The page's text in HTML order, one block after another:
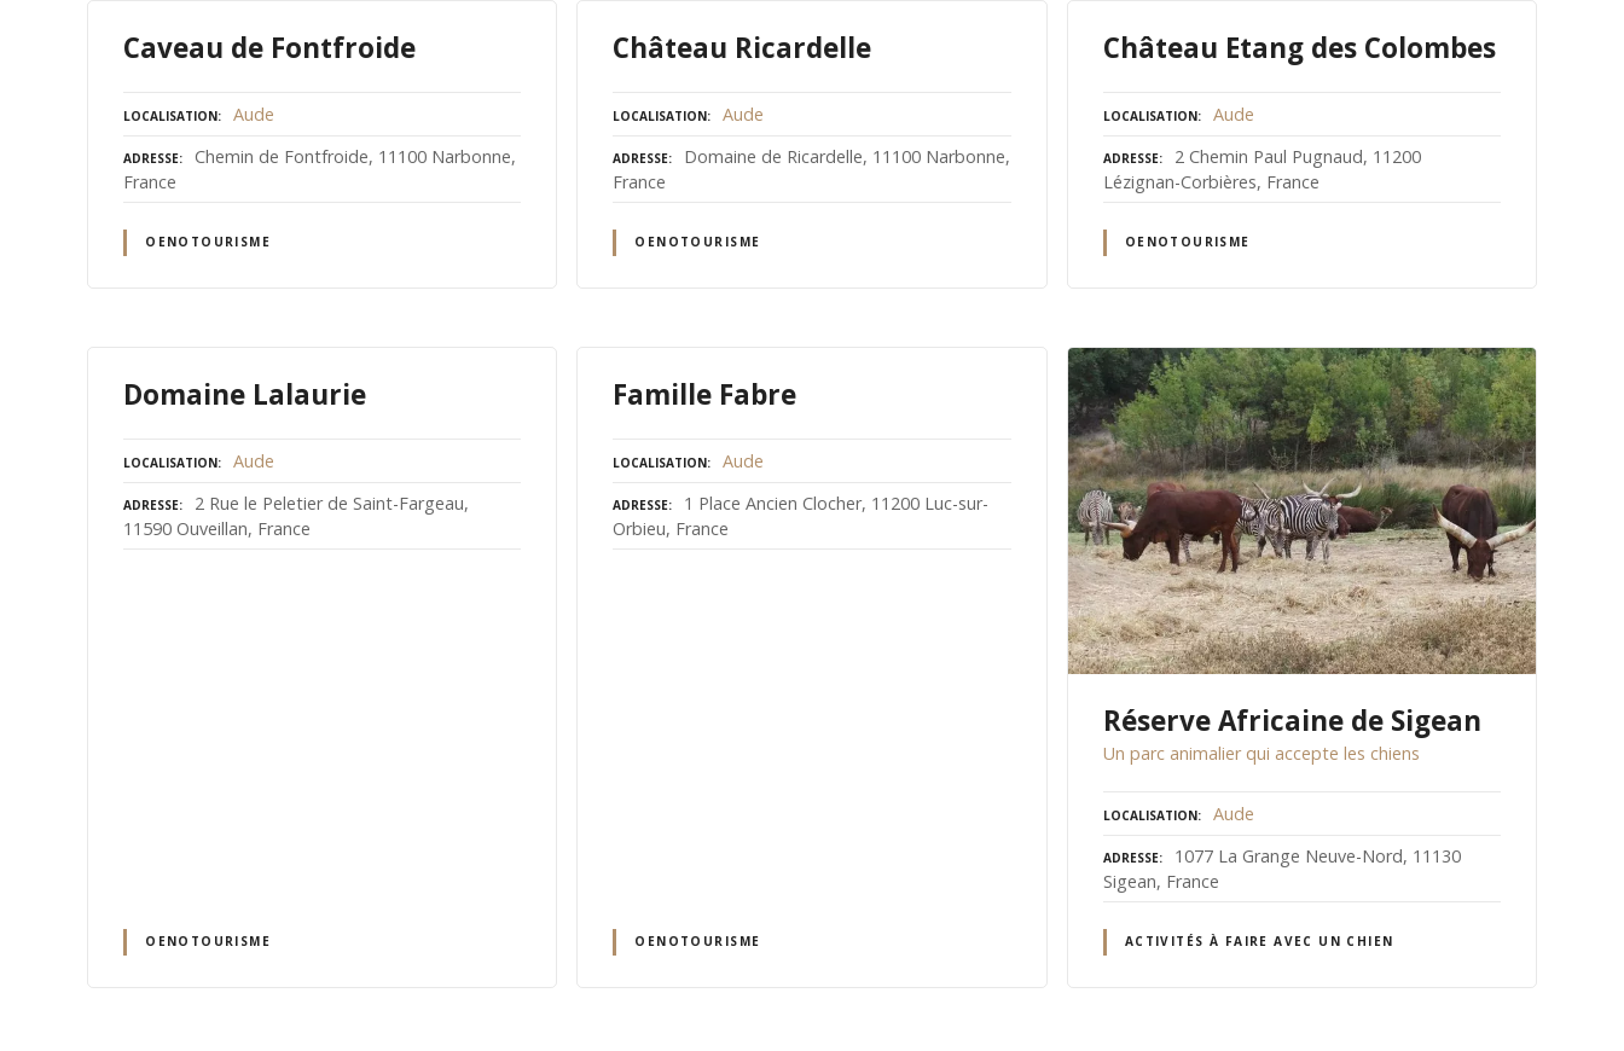
Caveau de Fontfroide
LOCALISATION Aude
ADRESSE
Chemin de Fontfroide, 11100 Narbonne,
France
OENOTOURISME
Château Ricardelle
LOCALISATION Aude
ADRESSE
Domaine de Ricardelle, 11100 Narbonne,
France
OENOTOURISME
Château Etang des Colombes
LOCALISATION Aude
ADRESSE
2 Chemin Paul Pugnaud, 11200
Lézignan-Corbières, France
OENOTOURISME
Domaine Lalaurie
LOCALISATION Aude
ADRESSE
2 Rue le Peletier de Saint-Fargeau,
11590 Ouveillan, France
OENOTOURISME
Famille Fabre
LOCALISATION Aude
ADRESSE
1 Place Ancien Clocher, 11200 Luc-sur-
Orbieu, France
OENOTOURISME
Réserve Africaine de Sigean
Un parc animalier qui accepte les chiens
LOCALISATION Aude
ADRESSE
1077 La Grange Neuve-Nord, 11130
Sigean, France
ACTIVITÉS À FAIRE AVEC UN CHIEN